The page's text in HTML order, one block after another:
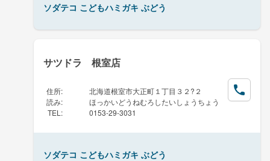
ソダテコ こどもハミガキ ぶどう
サツドラ 根室店
住所:
北海道根室市大正町１丁目３２?２
読み:
ほっかいどうねむろしたいしょうちょう
TEL : 0153-29-3031
ソダテコ こどもハミガキ ぶどう